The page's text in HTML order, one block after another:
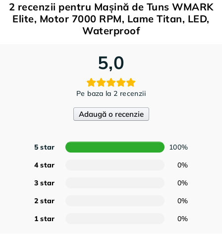
2 recenzii pentru Mașină de Tuns WMARK
Elite, Motor 7000 RPM, Lame Titan, LED,
Waterproof
5,0
Pe baza la 2 recenzii
Adaugă o recenzie
5 star
100%
4 star
0%
3 star
0%
2 star
0%
1 star
0%